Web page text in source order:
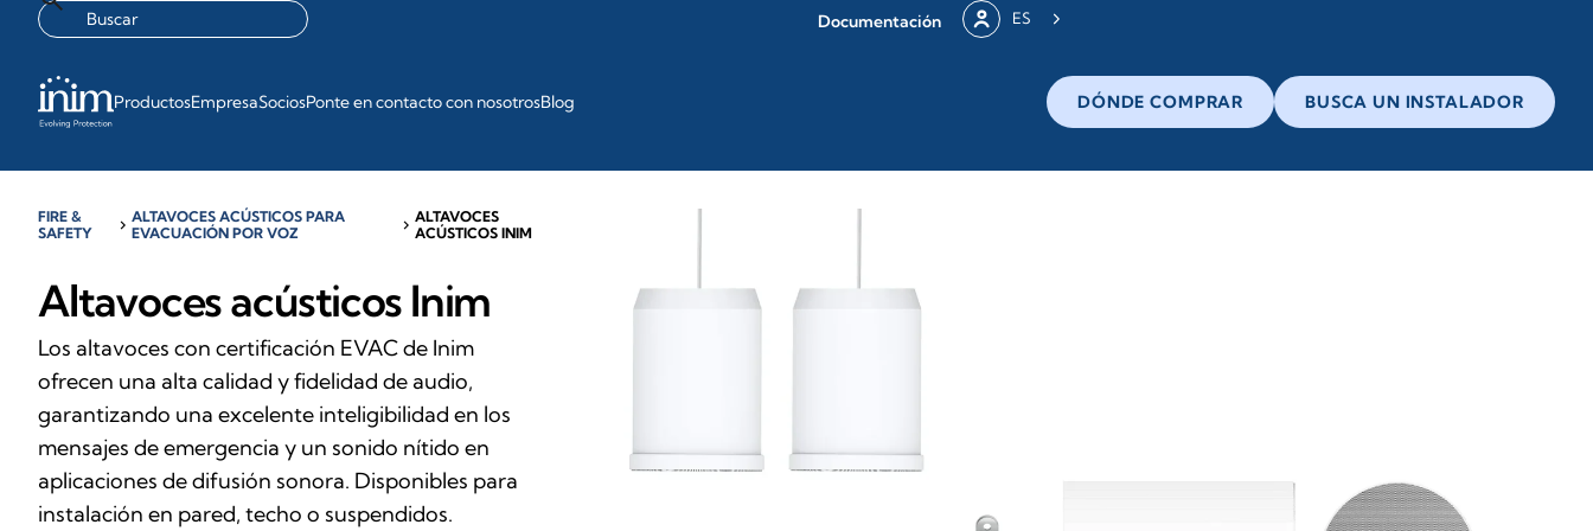
Documentación ES
ProductosEmpresaSociosPonte en contacto con nosotrosBlog DÓNDE COMPRAR BUSCA UN INSTALADOR
FIRE &
SAFETY
chevron_right ALTAVOCES ACÚSTICOS PARA
EVACUACIÓN POR VOZ
chevron_rightALTAVOCES
ACÚSTICOS INIM
Altavoces acústicos Inim
Los altavoces con certificación EVAC de Inim
ofrecen una alta calidad y fidelidad de audio,
garantizando una excelente inteligibilidad en los
mensajes de emergencia y un sonido nítido en
aplicaciones de difusión sonora. Disponibles para
instalación en pared, techo o suspendidos.